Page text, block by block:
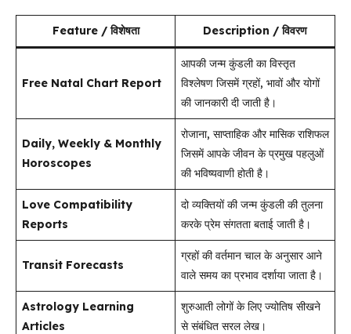
Feature / विशेषता Description / विवरण
Free Natal Chart Report
आपकी जन्म कुंडली का विस्तृत
विश्लेषण जिसमें ग्रहों, भावों और योगों
की जानकारी दी जाती है।
Daily, Weekly & Monthly
Horoscopes
रोजाना, साप्ताहिक और मासिक राशिफल
जिसमें आपके जीवन के प्रमुख पहलुओं
की भविष्यवाणी होती है।
Love Compatibility
Reports
दो व्यक्तियों की जन्म कुंडली की तुलना
करके प्रेम संगतता बताई जाती है।
Transit Forecasts
ग्रहों की वर्तमान चाल के अनुसार आने
वाले समय का प्रभाव दर्शाया जाता है।
Astrology Learning
Articles
शुरुआती लोगों के लिए ज्योतिष सीखने
से संबंधित सरल लेख।